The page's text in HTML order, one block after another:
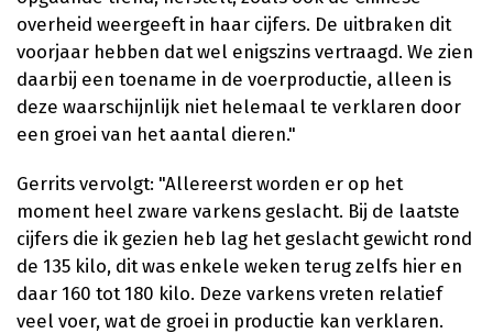
overheid weergeeft in haar cijfers. De uitbraken dit
voorjaar hebben dat wel enigszins vertraagd. We zien
daarbij een toename in de voerproductie, alleen is
deze waarschijnlijk niet helemaal te verklaren door
een groei van het aantal dieren."
Gerrits vervolgt: "Allereerst worden er op het
moment heel zware varkens geslacht. Bij de laatste
cijfers die ik gezien heb lag het geslacht gewicht rond
de 135 kilo, dit was enkele weken terug zelfs hier en
daar 160 tot 180 kilo. Deze varkens vreten relatief
veel voer, wat de groei in productie kan verklaren.